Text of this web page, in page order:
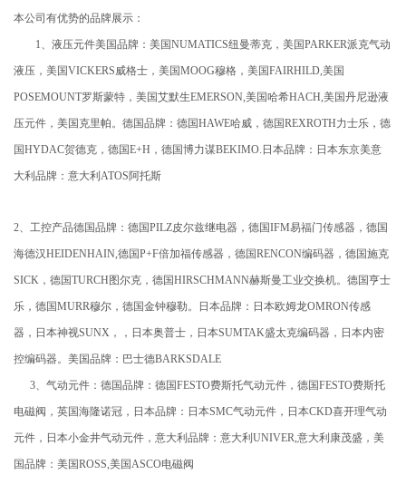
本公司有优势的品牌展示：
1、液压元件美国品牌：美国NUMATICS纽曼蒂克，美国PARKER派克气动
液压，美国VICKERS威格士，美国MOOG穆格，美国FAIRHILD,美国
POSEMOUNT罗斯蒙特，美国艾默生EMERSON,美国哈希HACH,美国丹尼逊液
压元件，美国克里帕。德国品牌：德国HAWE哈威，德国REXROTH力士乐，德
国HYDAC贺德克，德国E+H，德国博力谋BEKIMO.日本品牌：日本东京美意
大利品牌：意大利ATOS阿托斯
2、工控产品德国品牌：德国PILZ皮尔兹继电器，德国IFM易福门传感器，德国
海德汉HEIDENHAIN,德国P+F倍加福传感器，德国RENCON编码器，德国施克
SICK，德国TURCH图尔克，德国HIRSCHMANN赫斯曼工业交换机。德国亨士
乐，德国MURR穆尔，德国金钟穆勒。日本品牌：日本欧姆龙OMRON传感
器，日本神视SUNX，，日本奥普士，日本SUMTAK盛太克编码器，日本内密
控编码器。美国品牌：巴士德BARKSDALE
3、气动元件：德国品牌：德国FESTO费斯托气动元件，德国FESTO费斯托
电磁阀，英国海隆诺冠，日本品牌：日本SMC气动元件，日本CKD喜开理气动
元件，日本小金井气动元件，意大利品牌：意大利UNIVER,意大利康茂盛，美
国品牌：美国ROSS,美国ASCO电磁阀